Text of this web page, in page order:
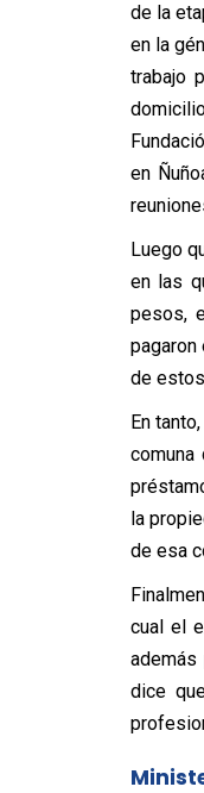
de la
en la
trabajo
en
Luego
en las
pesos,
de
En
la
de esa
cual el
dice